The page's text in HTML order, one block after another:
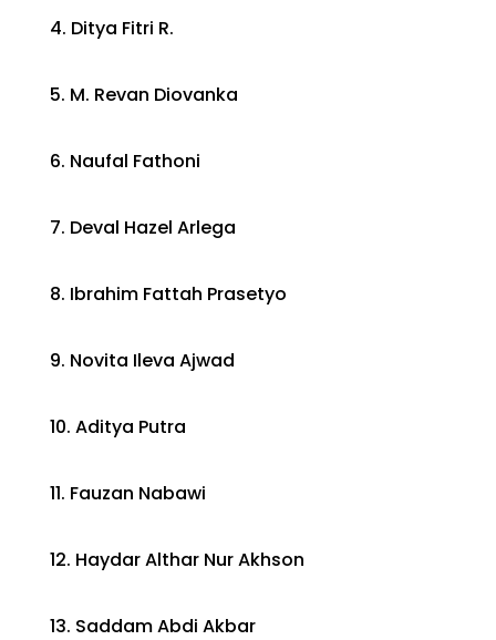
4. Ditya Fitri R.
5. M. Revan Diovanka
6. Naufal Fathoni
7. Deval Hazel Arlega
8. Ibrahim Fattah Prasetyo
9. Novita Ileva Ajwad
10. Aditya Putra
11. Fauzan Nabawi
12. Haydar Althar Nur Akhson
13. Saddam Abdi Akbar